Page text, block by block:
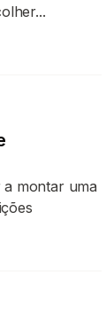
montar uma